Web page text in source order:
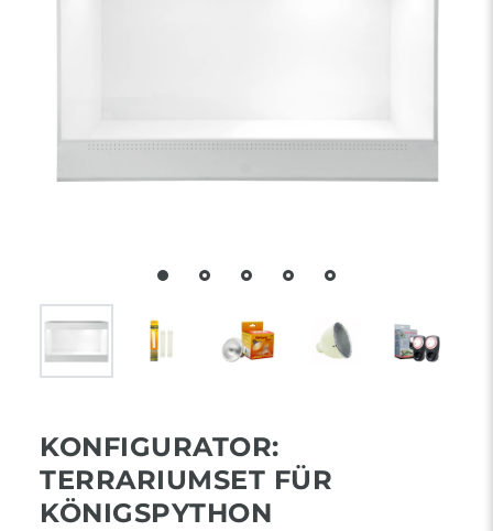
KONFIGURATOR:
TERRARIUMSET FÜR
KÖNIGSPYTHON